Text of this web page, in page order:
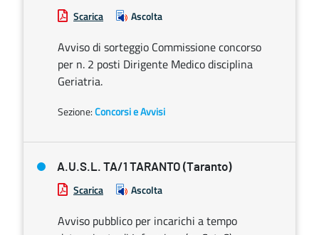
Scarica Ascolta
Avviso di sorteggio Commissione concorso
per n. 2 posti Dirigente Medico disciplina
Geriatria.
Sezione:Concorsi e Avvisi
A.U.S.L. TA/1 TARANTO (Taranto)
Scarica Ascolta
Avviso pubblico per incarichi a tempo